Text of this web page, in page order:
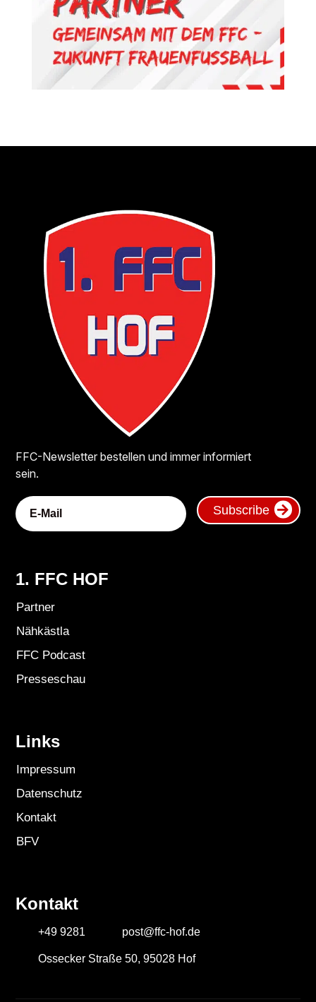
FFC-Newsletter bestellen und immer informiert
sein.
Subscribe
1. FFC HOF
Partner
Nähkästla
FFC Podcast
Presseschau
Links
Impressum
Datenschutz
Kontakt
BFV
Kontakt
+49 9281 post@ffc-hof.de
Ossecker Straße 50, 95028 Hof